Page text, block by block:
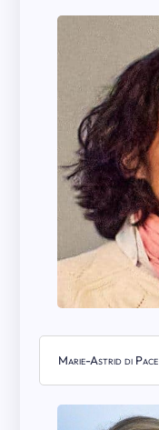
Marie-Astrid di Pace